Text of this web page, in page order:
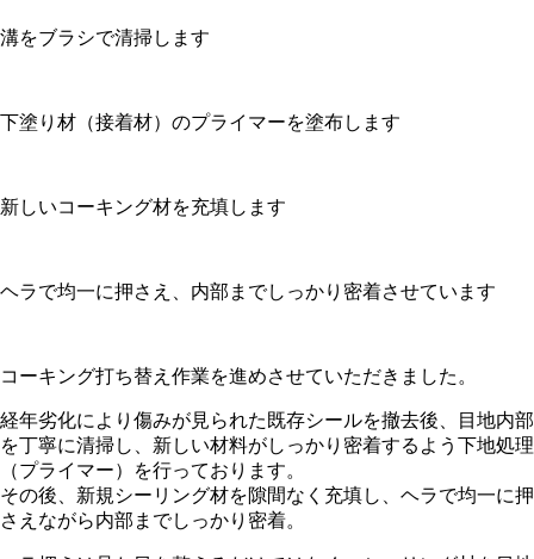
溝をブラシで清掃します
下塗り材（接着材）のプライマーを塗布します
新しいコーキング材を充填します
ヘラで均一に押さえ、内部までしっかり密着させています
コーキング打ち替え作業を進めさせていただきました。
経年劣化により傷みが見られた既存シールを撤去後、目地内部
を丁寧に清掃し、新しい材料がしっかり密着するよう下地処理
（プライマー）を行っております。
その後、新規シーリング材を隙間なく充填し、ヘラで均一に押
さえながら内部までしっかり密着。